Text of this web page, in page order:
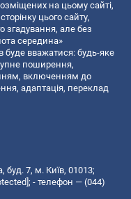
на цьому сайті,
цього сайту,
згадування, але без
середина»
буде вважатися: будь-яке
поширення,
включенням до
адаптація, переклад
7, м. Київ, 01013;
; - телефон — (044)